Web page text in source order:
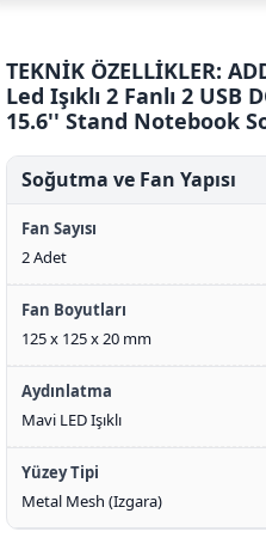
TEKNİK ÖZELLİKLER:
Led Işıklı 2 Fanlı 2 USB
15.6'' Stand Notebook
Soğutma ve Fan Yapısı
Fan Sayısı
2 Adet
Fan Boyutları
125 x 125 x 20 mm
Aydınlatma
Mavi LED Işıklı
Yüzey Tipi
Metal Mesh (Izgara)